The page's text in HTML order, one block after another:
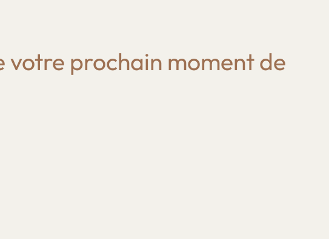
votre prochain moment de